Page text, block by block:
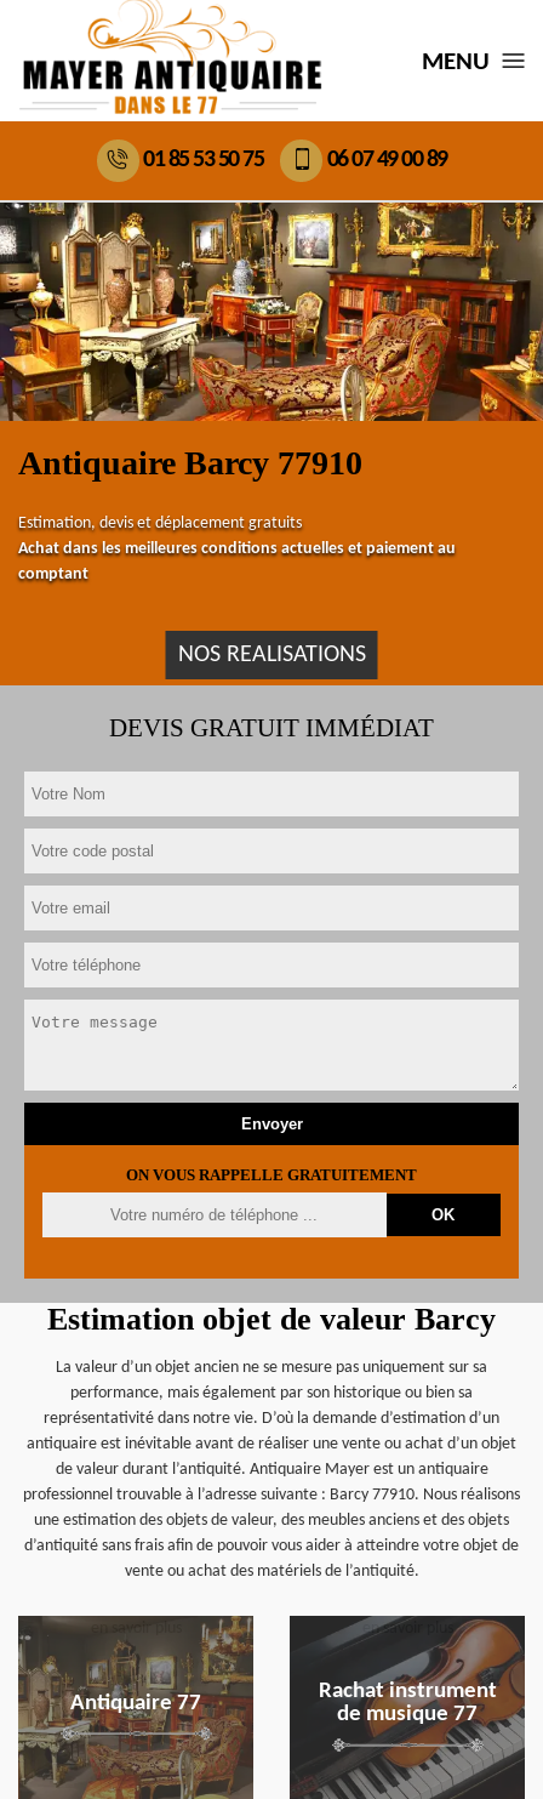
MENU
01 85 53 50 75 06 07 49 00 89
Antiquaire Barcy 77910
Estimation, devis et déplacement gratuits
Achat dans les meilleures conditions actuelles et paiement au
comptant
NOS REALISATIONS
DEVIS GRATUIT IMMÉDIAT
ON VOUS RAPPELLE GRATUITEMENT
Estimation objet de valeur Barcy
La valeur d’un objet ancien ne se mesure pas uniquement sur sa
performance, mais également par son historique ou bien sa
représentativité dans notre vie. D’où la demande d’estimation d’un
antiquaire est inévitable avant de réaliser une vente ou achat d’un objet
de valeur durant l’antiquité. Antiquaire Mayer est un antiquaire
professionnel trouvable à l’adresse suivante : Barcy 77910. Nous réalisons
une estimation des objets de valeur, des meubles anciens et des objets
d’antiquité sans frais afin de pouvoir vous aider à atteindre votre objet de
vente ou achat des matériels de l’antiquité.
Antiquaire 77
en savoir plus
Rachat instrument
de musique 77
en savoir plus